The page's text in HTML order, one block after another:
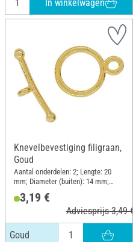
In winkelwagen
Knevelbevestiging filigraan,
Goud
Aantal onderdelen: 2; Lengte: 20
mm; Diameter (buiten): 14 mm;
3,19 €
Adviesprijs 3,49 €
Goud